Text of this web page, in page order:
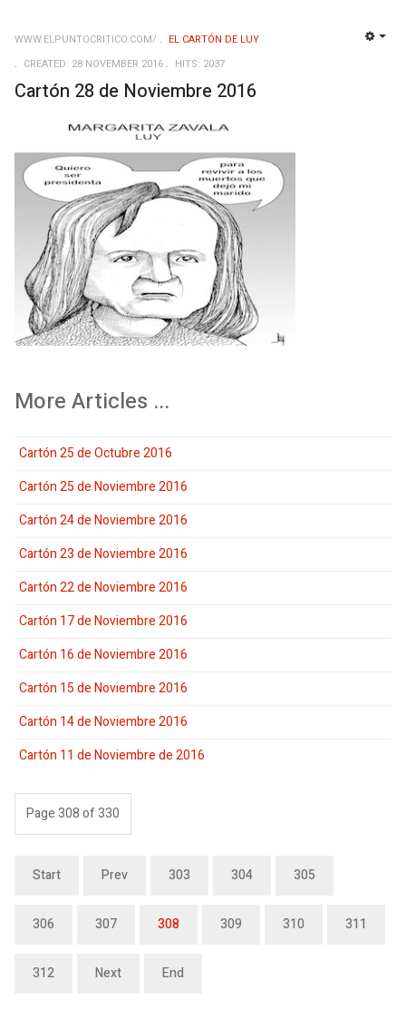
WWW.ELPUNTOCRITICO.COM/
EL CARTÓN DE LUY
CREATED: 28 NOVEMBER 2016
HITS: 2037
Cartón 28 de Noviembre 2016
More Articles ...
Cartón 25 de Octubre 2016
Cartón 25 de Noviembre 2016
Cartón 24 de Noviembre 2016
Cartón 23 de Noviembre 2016
Cartón 22 de Noviembre 2016
Cartón 17 de Noviembre 2016
Cartón 16 de Noviembre 2016
Cartón 15 de Noviembre 2016
Cartón 14 de Noviembre 2016
Cartón 11 de Noviembre de 2016
Page 308 of 330
Start Prev 303 304 305
306 307 308 309 310 311
312 Next End